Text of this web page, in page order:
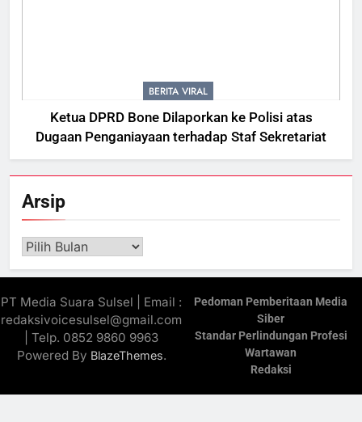
BERITA VIRAL
Ketua DPRD Bone Dilaporkan ke Polisi atas
Dugaan Penganiayaan terhadap Staf Sekretariat
Arsip
Arsip
PT Media Suara Sulsel | Email :
redaksivoicesulsel@gmail.com
| Telp. 0852 9860 9963
Powered By BlazeThemes.
Pedoman Pemberitaan Media
Siber
Standar Perlindungan Profesi
Wartawan
Redaksi